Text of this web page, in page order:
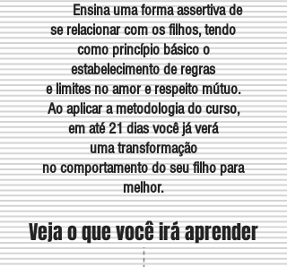
Ensina uma forma assertiva de
se relacionar com os filhos, tendo
como princípio básico o
estabelecimento de regras
elimites no amor e respeito mútuo.
Ao aplicar a metodologia do curso,
em até 21 dias você já verá
uma transformação
no comportamento do seu filho para
melhor.
Veja o que você irá aprender